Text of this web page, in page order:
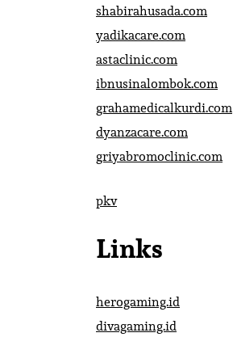
shabirahusada.com
yadikacare.com
astaclinic.com
ibnusinalombok.com
grahamedicalkurdi.com
dyanzacare.com
griyabromoclinic.com
pkv
Links
herogaming.id
divagaming.id